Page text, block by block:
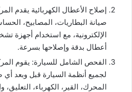
إصلاح الأعطال الكهربائية يقدم
صيانة البطاريات، المصابيح،
الإلكترونية، مع استخدام أجهزة
أعطال بدقة وإصلاحها بسرعة.
الفحص الشامل للسيارة: يقوم
لجميع أنظمة السيارة قبل وبعد أي
المحرك، القير، الكهرباء،